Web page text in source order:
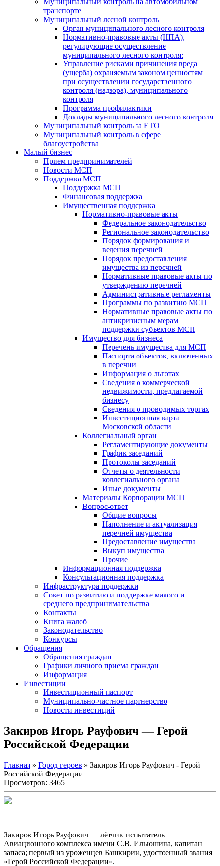
транспорте
Муниципальный лесной контроль
Орган муниципального лесного контроля
Нормативно-правовые акты (НПА),
регулирующие осуществление
муниципального лесного контроля:
Управление рисками причинения вреда
(ущерба) охраняемым законом ценностям
при осуществлении государственного
контроля (надзора), муниципального
контроля
Программа профилактики
Доклады муниципального лесного контроля
Муниципальный контроль за ЕТО
Муниципальный контроль в сфере
благоустройства
Малый бизнес
Прием предпринимателей
Новости МСП
Поддержка МСП
Поддержка МСП
Финансовая поддержка
Имущественная поддержка
Нормативно-правовые акты
Федеральное законодательство
Региональное законодательство
Порядок формирования и
ведения перечней
Порядок предоставления
имущества из перечней
Нормативные правовые акты по
утверждению перечней
Административные регламенты
Программы по развитию МСП
Нормативные правовые акты по
антикризисным мерам
поддержки субъектов МСП
Имущество для бизнеса
Перечень имущества для МСП
Паспорта объектов, включенных
в перечни
Информация о льготах
Сведения о коммерческой
недвижимости, предлагаемой
бизнесу
Сведения о проводимых торгах
Инвестиционная карта
Московской области
Коллегиальный орган
Регламентирующие документы
График заседаний
Протоколы заседаний
Отчеты о деятельности
коллегиального органа
Иные документы
Материалы Корпорации МСП
Вопрос-ответ
Общие вопросы
Наполнение и актуализация
перечней имущества
Предоставление имущества
Выкуп имущества
Прочие
Информационная поддержка
Консультационная поддержка
Инфраструктура поддержки
Совет по развитию и поддержке малого и
среднего предпринимательства
Контакты
Книга жалоб
Законодательство
Конкурсы
Обращения
Обращения граждан
Графики личного приема граждан
Информация
Инвестиции
Инвестиционный паспорт
Муниципально-частное партнерство
Новости инвестиций
Закиров Игорь Рауфович — Герой
Российской Федерации
Главная » Город героев » Закиров Игорь Рауфович - Герой
Российской Федерации
Просмотров: 3465
Закиров Игорь Рауфович — лётчик-испытатель
Авиационного комплекса имени С.В. Ильюшина, капитан
запаса; первый из уроженцев Башкирии, удостоенный звания
«Герой Российской Федерации».